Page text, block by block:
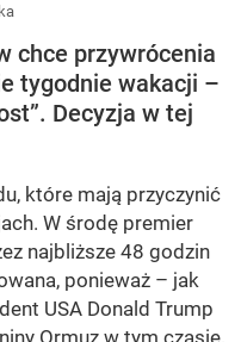
chce przywrócenia
tygodnie wakacji –
Decyzja w tej
które mają przyczynić
W środę premier
najbliższe 48 godzin
ponieważ – jak
USA Donald Trump
Ormuz w tym czasie.